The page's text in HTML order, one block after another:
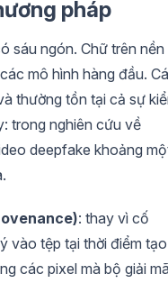
pháp
sáu ngón. Chữ trên nền
mô hình hàng đầu.
thường tồn tại cả sự
trong nghiên cứu về
deepfake khoảng
: thay vì cố
vào tệp tại thời điểm
các pixel mà bộ giải mã